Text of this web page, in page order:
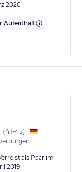
2020
Aufenthalt
(41-45)
als Paar im
2019